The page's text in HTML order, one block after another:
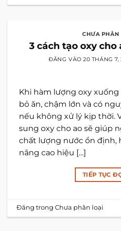
CHƯA PHÂN
3 cách tạo oxy cho
ĐĂNG VÀO20 THÁNG 7,
Khi hàm lượng oxy xuống
bỏ ăn, chậm lớn và có
nếu không xử lý kịp thời.
sung oxy cho ao sẽ giúp
chất lượng nước ổn định,
nâng cao hiệu […]
TIẾP TỤC
Đăng trongChưa phân loại